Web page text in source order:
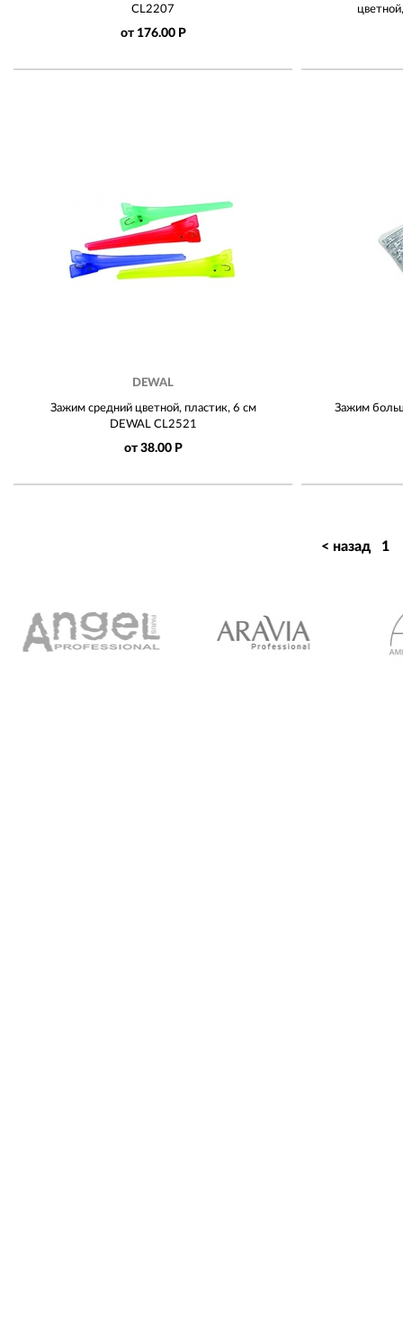
CL2207
от 176.00 Р
DEWAL
Зажим средний цветной, пластик, 6 см
DEWAL CL2521
от 38.00 Р
Зажим
< назад 1